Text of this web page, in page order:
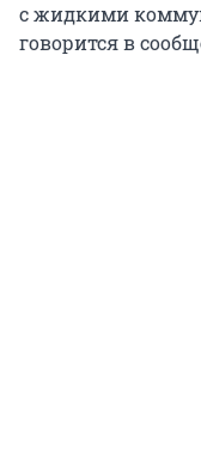
с жидкими
говорится в